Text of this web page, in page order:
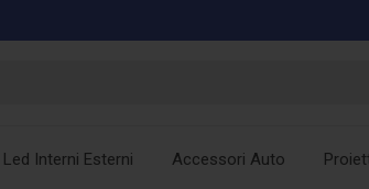
Led Interni Esterni Accessori Auto